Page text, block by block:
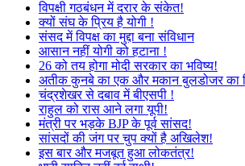
विपक्षी गठबंधन में दरार के संकेत!
क्यों संघ के प्रिय है योगी !
संसद में विपक्ष का मुद्दा बना संविधान
आसान नहीं योगी को हटाना !
26 को तय होगा मोदी सरकार का भविष्य!
अतीक कुनबे का एक और मकान बुलडोजर का
चंद्रशेखर से दबाव में बीएसपी !
राहुल को रास आने लगा यूपी!
मंत्री पर भड़के BJP के पूर्व सांसद!
सांसदों की जंग पर चुप क्यों है अखिलेश!
इस बार और मजबूत हुआ लोकतंत्र!